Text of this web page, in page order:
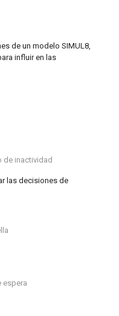
de un modelo SIMUL8,
influir en las
de inactividad
las decisiones de
espera